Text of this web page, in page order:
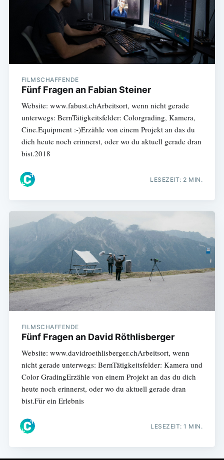
FILMSCHAFFENDE
Fünf Fragen an Fabian Steiner
Website: www.fabust.chArbeitsort, wenn nicht gerade
unterwegs: BernTätigkeitsfelder: Colorgrading, Kamera,
Cine.Equipment :-)Erzähle von einem Projekt an das du
dich heute noch erinnerst, oder wo du aktuell gerade dran
bist.2018
LESEZEIT: 2 MIN.
FILMSCHAFFENDE
Fünf Fragen an David Röthlisberger
Website: www.davidroethlisberger.chArbeitsort, wenn
nicht gerade unterwegs: BernTätigkeitsfelder: Kamera und
Color GradingErzähle von einem Projekt an das du dich
heute noch erinnerst, oder wo du aktuell gerade dran
bist.Für ein Erlebnis
LESEZEIT: 1 MIN.